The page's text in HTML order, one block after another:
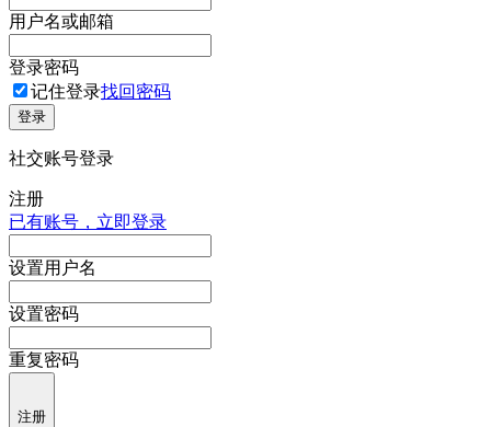
用户名或邮箱
登录密码
记住登录找回密码
登录
社交账号登录
注册
已有账号，立即登录
设置用户名
设置密码
重复密码
注册